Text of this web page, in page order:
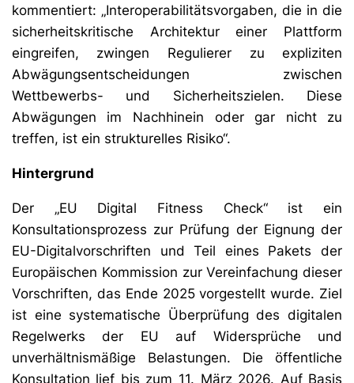
kommentiert: „Interoperabilitätsvorgaben, die in die
sicherheitskritische Architektur einer Plattform
eingreifen, zwingen Regulierer zu expliziten
Abwägungsentscheidungen zwischen
Wettbewerbs- und Sicherheitszielen. Diese
Abwägungen im Nachhinein oder gar nicht zu
treffen, ist ein strukturelles Risiko“.
Hintergrund
Der „EU Digital Fitness Check“ ist ein
Konsultationsprozess zur Prüfung der Eignung der
EU-Digitalvorschriften und Teil eines Pakets der
Europäischen Kommission zur Vereinfachung dieser
Vorschriften, das Ende 2025 vorgestellt wurde. Ziel
ist eine systematische Überprüfung des digitalen
Regelwerks der EU auf Widersprüche und
unverhältnismäßige Belastungen. Die öffentliche
Konsultation lief bis zum 11. März 2026. Auf Basis